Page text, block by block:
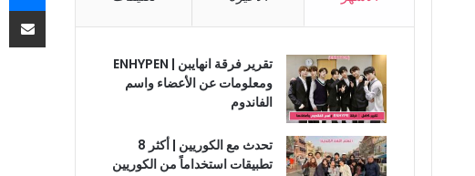
تقرير فرقة انهايبن | ENHYPEN
ومعلومات عن الأعضاء واسم
الفاندوم
تحدث مع الكوريين | أكثر 8
تطبيقات استخداماً من الكوريين